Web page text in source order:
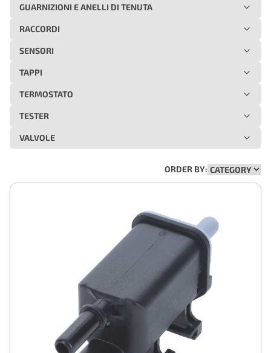
GUARNIZIONI E ANELLI DI TENUTA
RACCORDI
SENSORI
TAPPI
TERMOSTATO
TESTER
VALVOLE
ORDER BY: